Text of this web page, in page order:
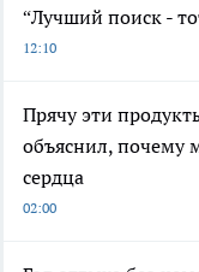
“Лучший поиск -
12:10
Прячу эти
объяснил, почему
сердца
02:00